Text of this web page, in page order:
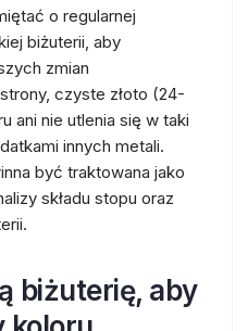
o regularnej
biżuterii, aby
zmian
czyste złoto (24-
ani nie utlenia się w taki
innych metali.
być traktowana jako
składu stopu oraz
biżuterię, aby